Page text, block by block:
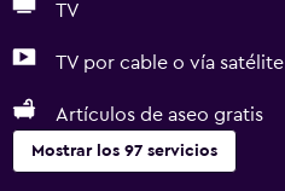
TV
TV por cable o vía satélite
Artículos de aseo gratis
Mostrar los 97 servicios